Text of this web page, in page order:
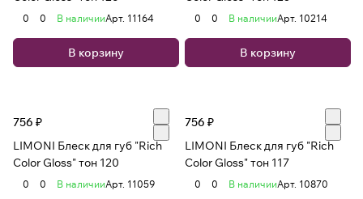
0 0 В наличииАрт. 11164
В корзину
0 0 В наличииАрт. 10214
В корзину
756 ₽
LIMONI Блеск для губ "Rich
Color Gloss" тон 120
0 0 В наличииАрт. 11059
756 ₽
LIMONI Блеск для губ "Rich
Color Gloss" тон 117
0 0 В наличииАрт. 10870